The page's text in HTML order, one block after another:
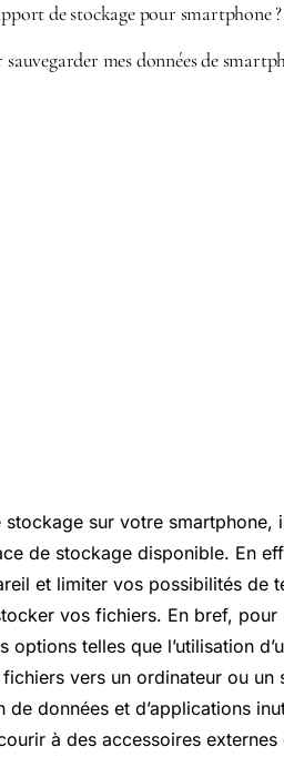
de stockage pour smartphone ?
mes données de
sur votre smartphone,
de stockage disponible. En
et limiter vos possibilités de
vos fichiers. En bref, pour
telles que l’utilisation
vers un ordinateur ou un
données et d’applications
à des accessoires